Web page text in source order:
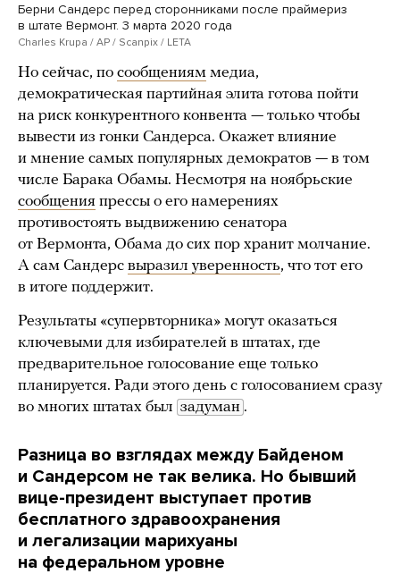
Берни Сандерс перед сторонниками после праймериз
в штате Вермонт. 3 марта 2020 года
Charles Krupa / AP / Scanpix / LETA
Но сейчас, по сообщениям медиа,
демократическая партийная элита готова пойти
на риск конкурентного конвента — только чтобы
вывести из гонки Сандерса. Окажет влияние
и мнение самых популярных демократов — в том
числе Барака Обамы. Несмотря на ноябрьские
сообщения прессы о его намерениях
противостоять выдвижению сенатора
от Вермонта, Обама до сих пор хранит молчание.
А сам Сандерс выразил уверенность, что тот его
в итоге поддержит.
Результаты «супервторника» могут оказаться
ключевыми для избирателей в штатах, где
предварительное голосование еще только
планируется. Ради этого день с голосованием сразу
во многих штатах был задуман .
Разница во взглядах между Байденом
и Сандерсом не так велика. Но бывший
вице-президент выступает против
бесплатного здравоохранения
и легализации марихуаны
на федеральном уровне